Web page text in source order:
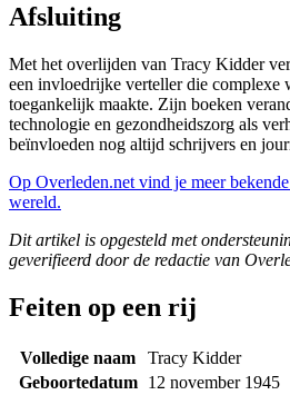
Afsluiting
Met het overlijden van Tracy Kidder
een invloedrijke verteller die complexe
toegankelijk maakte. Zijn boeken
technologie en gezondheidszorg als
beïnvloeden nog altijd schrijvers en
Op Overleden.net vind je meer
wereld.
Dit artikel is opgesteld met
geverifieerd door de redactie van
Feiten op een rij
Volledige naam
Tracy Kidder
Geboortedatum
12 november 1945